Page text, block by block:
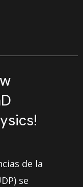
de la
se